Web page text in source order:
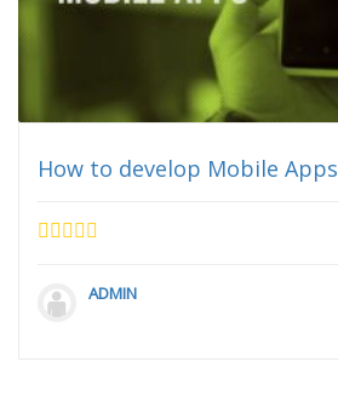
How to develop Mobile Apps
ADMIN